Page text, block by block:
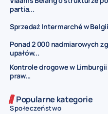
partia...
Sprzedaż Intermarché w
Ponad 2 000 nadmiarowych
upałów...
Kontrole drogowe w
praw...
Popularne kategorie
Społeczeństwo